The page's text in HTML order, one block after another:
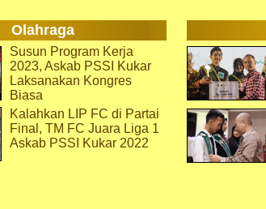
Olahraga
Susun Program Kerja
2023, Askab PSSI Kukar
Laksanakan Kongres
Biasa
Kalahkan LIP FC di Partai
Final, TM FC Juara Liga 1
Askab PSSI Kukar 2022